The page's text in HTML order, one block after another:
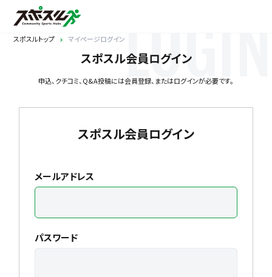
スポスルトップ マイページログイン
スポスル会員ログイン
申込、クチコミ、Q&A投稿には会員登録、またはログインが必要です。
LOGIN
スポスル会員ログイン
メールアドレス
パスワード